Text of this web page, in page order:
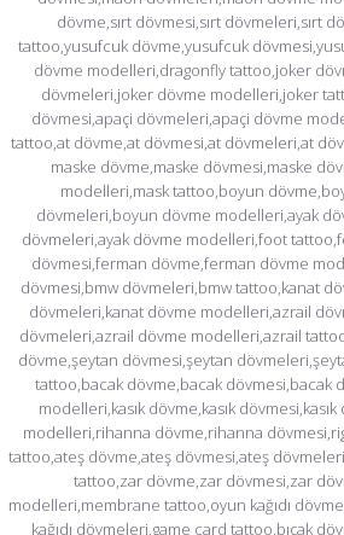
dövme,sırt dövmesi,sırt dövmeleri,sırt
tattoo,yusufcuk dövme,yusufcuk
dövme modelleri,dragonfly tattoo,joker
dövmeleri,joker dövme modelleri,joker
dövmesi,apaçi dövmeleri,apaçi dövme
tattoo,at dövme,at dövmesi,at dövmeleri,at
maske dövme,maske dövmesi,maske
modelleri,mask tattoo,boyun
dövmeleri,boyun dövme modelleri,ayak
dövmeleri,ayak dövme modelleri,foot
dövmesi,ferman dövme,ferman dövme
dövmesi,bmw dövmeleri,bmw tattoo,kanat
dövmeleri,kanat dövme modelleri,azrail
dövmeleri,azrail dövme modelleri,azrail
dövme,şeytan dövmesi,şeytan
tattoo,bacak dövme,bacak dövmesi,bacak
modelleri,kasık dövme,kasık
modelleri,rihanna dövme,rihanna
tattoo,ateş dövme,ateş dövmesi,ateş
tattoo,zar dövme,zar dövmesi,zar
modelleri,membrane tattoo,oyun kağıdı
kağıdı dövmeleri,game card tattoo,bıçak